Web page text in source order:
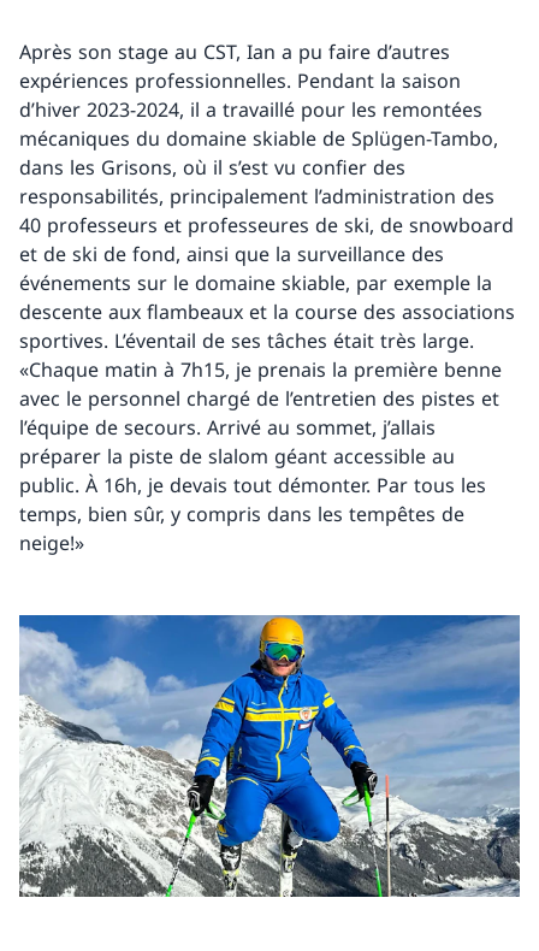
Après son stage au CST, Ian a pu faire d’autres
expériences professionnelles. Pendant la saison
d’hiver 2023-2024, il a travaillé pour les remontées
mécaniques du domaine skiable de Splügen-Tambo,
dans les Grisons, où il s’est vu confier des
responsabilités, principalement l’administration des
40 professeurs et professeures de ski, de snowboard
et de ski de fond, ainsi que la surveillance des
événements sur le domaine skiable, par exemple la
descente aux flambeaux et la course des associations
sportives. L’éventail de ses tâches était très large.
«Chaque matin à 7h15, je prenais la première benne
avec le personnel chargé de l’entretien des pistes et
l’équipe de secours. Arrivé au sommet, j’allais
préparer la piste de slalom géant accessible au
public. À 16h, je devais tout démonter. Par tous les
temps, bien sûr, y compris dans les tempêtes de
neige!»